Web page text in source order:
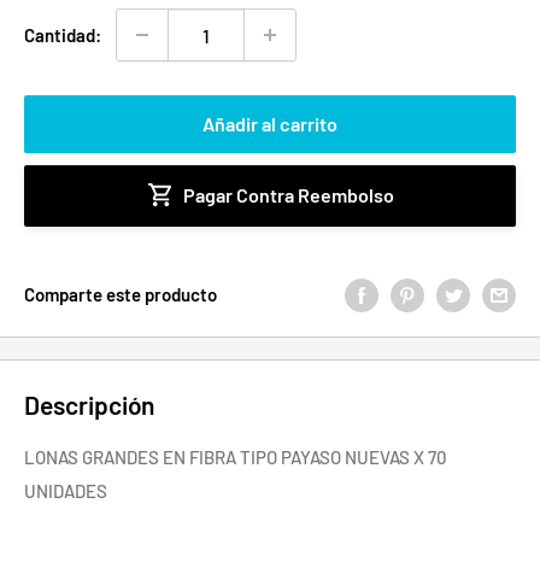
Cantidad:
Añadir al carrito
Pagar Contra Reembolso
Comparte este producto
Descripción
LONAS GRANDES EN FIBRA TIPO PAYASO NUEVAS X 70
UNIDADES